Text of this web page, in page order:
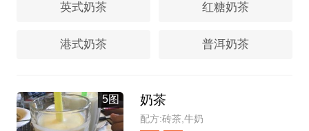
英式奶茶 红糖奶茶
港式奶茶 普洱奶茶
5图 奶茶
配方:砖茶,牛奶